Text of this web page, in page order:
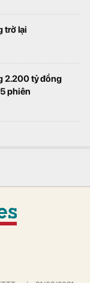
trở lại
2.200 tỷ đồng
phiên